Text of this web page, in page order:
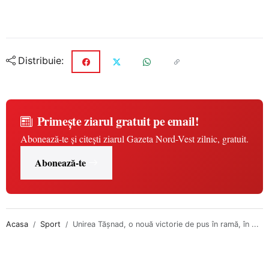
Distribuie:
Primește ziarul gratuit pe email!
Abonează-te și citești ziarul Gazeta Nord-Vest zilnic, gratuit.
Abonează-te
Acasa Sport Unirea Tășnad, o nouă victorie de pus în ramă, în ...